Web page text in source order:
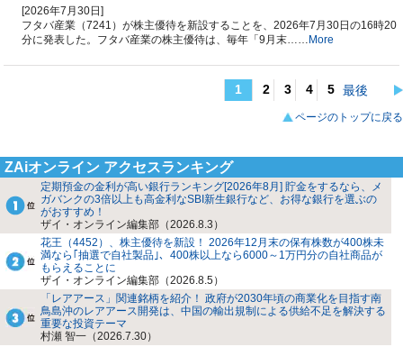
[2026年7月30日]
フタバ産業（7241）が株主優待を新設することを、2026年7月30日の16時20
分に発表した。フタバ産業の株主優待は、毎年「9月末…… More
1 2 3 4 5 最後
ページのトップに戻る
ZAiオンライン アクセスランキング
定期預金の金利が高い銀行ランキング[2026年8月] 貯金をするなら、メ
ガバンクの3倍以上も高金利なSBI新生銀行など、お得な銀行を選ぶの
がおすすめ！
ザイ・オンライン編集部（2026.8.3）
花王（4452）、株主優待を新設！ 2026年12月末の保有株数が400株未
満なら｢抽選で自社製品｣、400株以上なら6000～1万円分の自社商品が
もらえることに
ザイ・オンライン編集部（2026.8.5）
「レアアース」関連銘柄を紹介！ 政府が2030年頃の商業化を目指す南
鳥島沖のレアアース開発は、中国の輸出規制による供給不足を解決する
重要な投資テーマ
村瀬 智一（2026.7.30）